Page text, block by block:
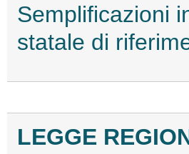
Semplificazioni
statale di
LEGGE